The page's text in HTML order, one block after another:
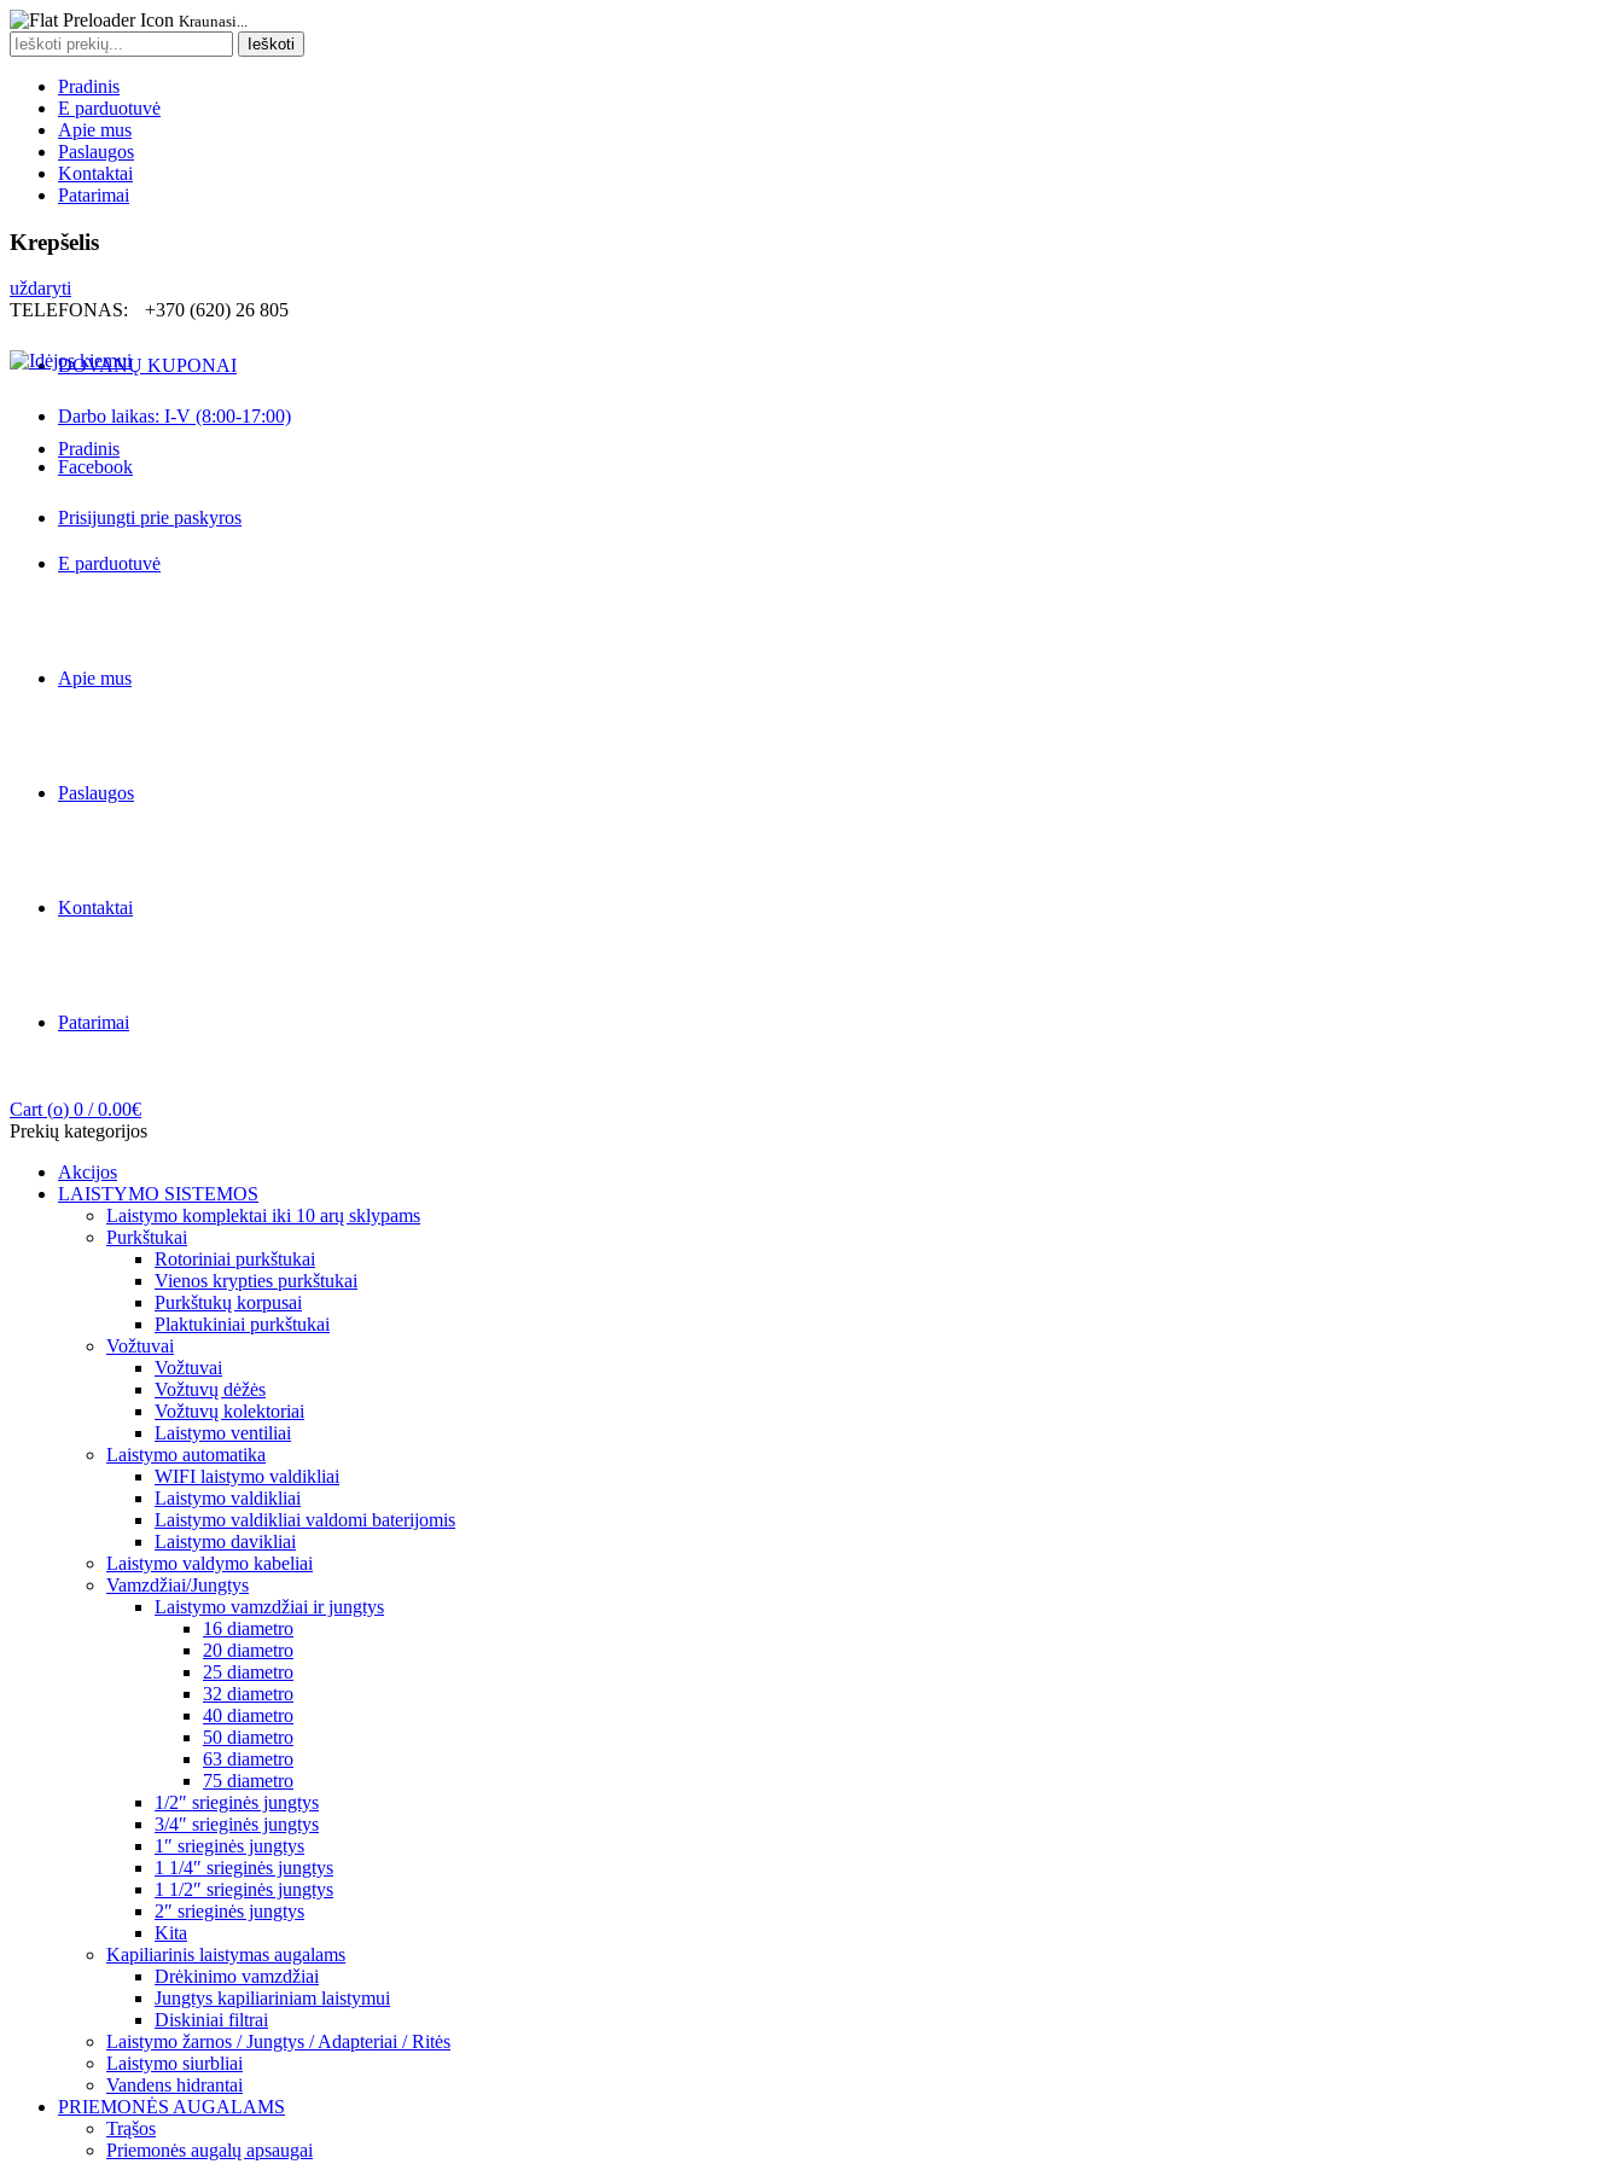
Kraunasi...
Search
for:
Ieškoti
Pradinis
E parduotuvė
Apie mus
Paslaugos
Kontaktai
Patarimai
Krepšelis
uždaryti
TELEFONAS:
+370 (620) 26 805
DOVANŲ KUPONAI
Darbo laikas: I-V (8:00-17:00)
Facebook
Prisijungti prie paskyros
Pradinis
E parduotuvė
Apie mus
Paslaugos
Kontaktai
Patarimai
Cart (o) 0 / 0.00€
Prekių kategorijos
Akcijos
LAISTYMO SISTEMOS
Laistymo komplektai iki 10 arų sklypams
Purkštukai
Rotoriniai purkštukai
Vienos krypties purkštukai
Purkštukų korpusai
Plaktukiniai purkštukai
Vožtuvai
Vožtuvai
Vožtuvų dėžės
Vožtuvų kolektoriai
Laistymo ventiliai
Laistymo automatika
WIFI laistymo valdikliai
Laistymo valdikliai
Laistymo valdikliai valdomi baterijomis
Laistymo davikliai
Laistymo valdymo kabeliai
Vamzdžiai/Jungtys
Laistymo vamzdžiai ir jungtys
16 diametro
20 diametro
25 diametro
32 diametro
40 diametro
50 diametro
63 diametro
75 diametro
1/2″ srieginės jungtys
3/4″ srieginės jungtys
1″ srieginės jungtys
1 1/4″ srieginės jungtys
1 1/2″ srieginės jungtys
2″ srieginės jungtys
Kita
Kapiliarinis laistymas augalams
Drėkinimo vamzdžiai
Jungtys kapiliariniam laistymui
Diskiniai filtrai
Laistymo žarnos / Jungtys / Adapteriai / Ritės
Laistymo siurbliai
Vandens hidrantai
PRIEMONĖS AUGALAMS
Trąšos
Priemonės augalų apsaugai